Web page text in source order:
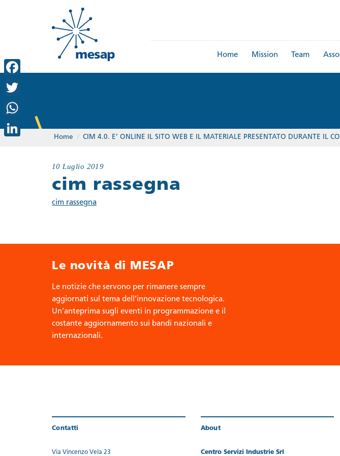
Home Mission Team
Home / CIM 4.0. E’ ONLINE IL SITO WEB E IL MATERIALE PRESENTATO DURANTE IL
10 Luglio 2019
cim rassegna
cim rassegna
Le novità di MESAP
Le notizie che servono per rimanere sempre
aggiornati sul tema dell’innovazione tecnologica.
Un’anteprima sugli eventi in programmazione e il
costante aggiornamento sui bandi nazionali e
internazionali.
Contatti
Via Vincenzo Vela 23
About
Centro Servizi Industrie Srl
Facebook
Twitter
WhatsApp